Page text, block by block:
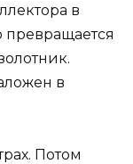
в
превращается
в
Потом